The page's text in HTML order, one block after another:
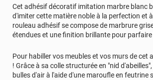
Cet adhésif décoratif imitation marbre blanc
d'imiter cette matière noble à la perfection et
rouleau adhésif se compose de marbrure
étendues et une finition brillante pour parfaire
Pour habiller vos meubles et vos murs de cet
! Grâce à sa colle structurée en "nid
bulles d'air à l'aide d'une maroufle en feutrine